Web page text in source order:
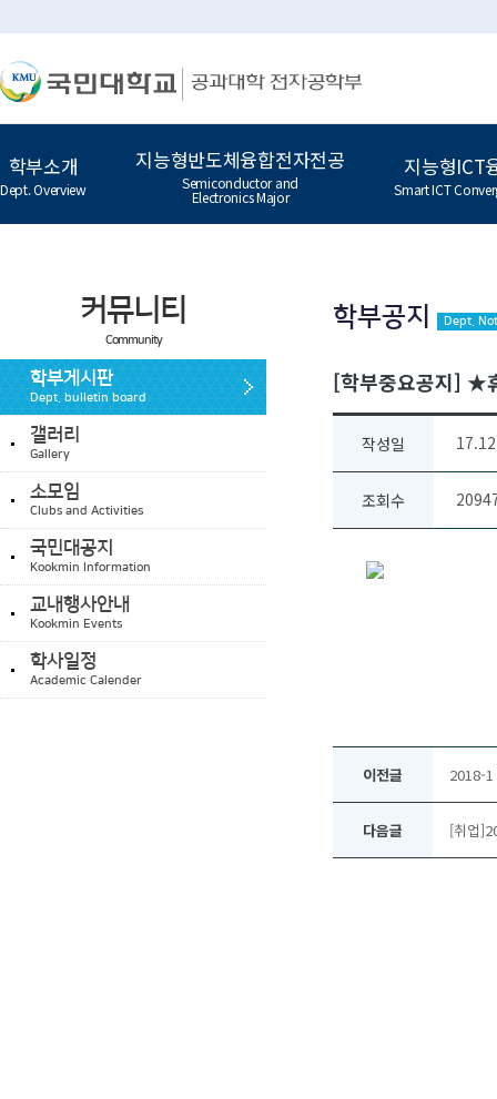
학부소개
Dept. Overview
지능형반도체융합전자전공
Semiconductor and
Electronics Major
지능형ICT
Smart ICT
커뮤니티
Community
학부게시판
Dept. bulletin board
갤러리
Gallery
소모임
Clubs and Activities
국민대공지
Kookmin Information
교내행사안내
Kookmin Events
학사일정
Academic Calender
학부공지 Dept.
[학부중요공지] ★
작성일
조회수
이전글 2018-
다음글 [취업